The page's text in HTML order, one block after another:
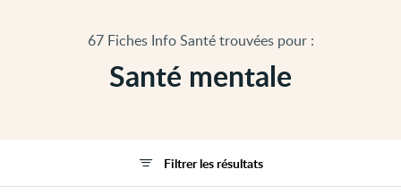
Santé mentale
67 Fiches Info Santé trouvées pour :
Filtrer les résultats